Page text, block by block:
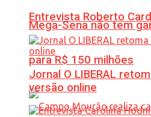
Mega-Sena não tem
para R$ 150 milhões
Entrevista Roberto
Jornal O LIBERAL
versão online